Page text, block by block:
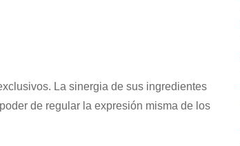
La sinergia de sus ingredientes
de regular la expresión misma de los